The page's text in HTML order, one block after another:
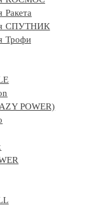
Ракета
СПУТНИК
Трофи
POWER)